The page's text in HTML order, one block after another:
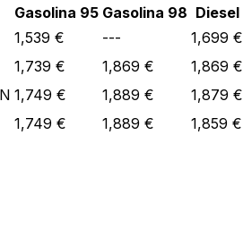
Gasolina 95 Gasolina 98 Diesel
1,539 € --- 1,699 €
1,739 € 1,869 € 1,869 €
1,749 € 1,889 € 1,879 €
1,749 € 1,889 € 1,859 €